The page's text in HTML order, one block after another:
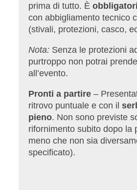
prima di tutto. È
con abbigliamento tecnico
(stivali, protezioni, casco,
Nota: Senza le protezioni
purtroppo non potrai
all’evento.
Pronti a partire –
ritrovo puntuale e con il
pieno. Non sono previste
rifornimento subito dopo la
meno che non sia
specificato).